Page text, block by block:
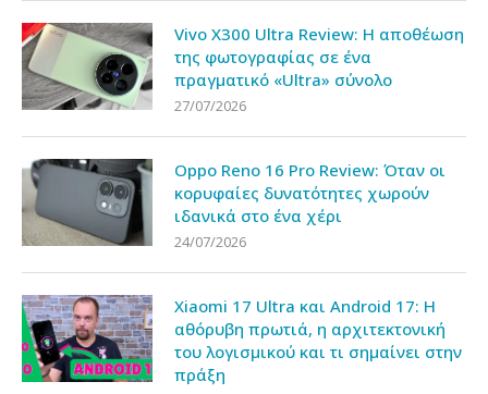
Vivo X300 Ultra Review: Η αποθέωση
της φωτογραφίας σε ένα
πραγματικό «Ultra» σύνολο
27/07/2026
Oppo Reno 16 Pro Review: Όταν οι
κορυφαίες δυνατότητες χωρούν
ιδανικά στο ένα χέρι
24/07/2026
Xiaomi 17 Ultra και Android 17: Η
αθόρυβη πρωτιά, η αρχιτεκτονική
του λογισμικού και τι σημαίνει στην
πράξη